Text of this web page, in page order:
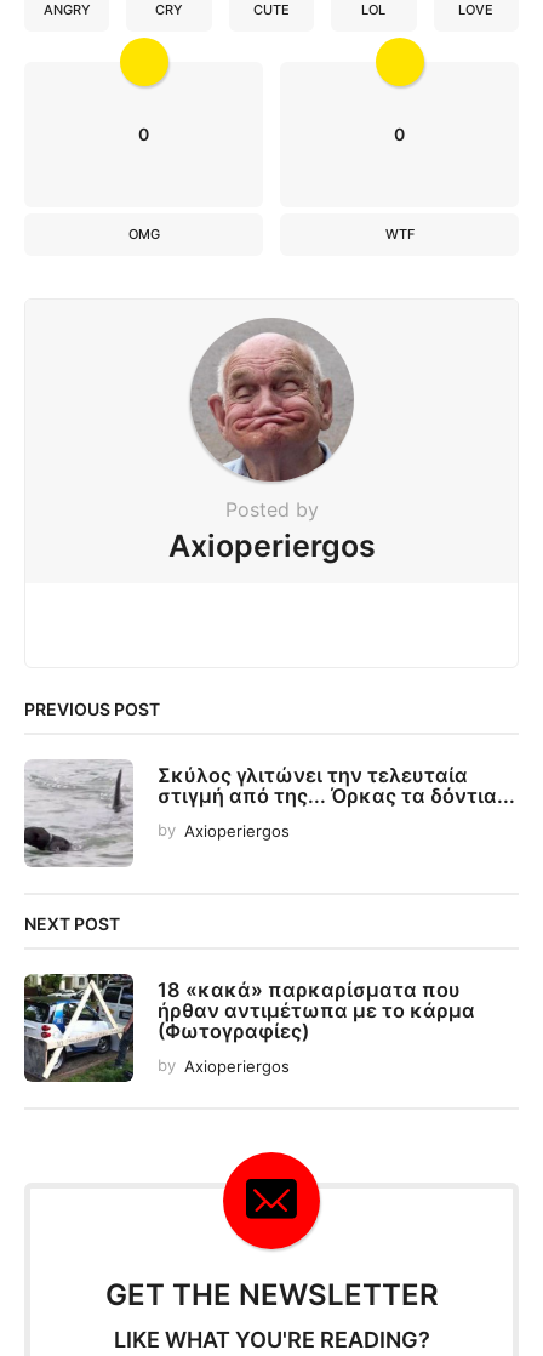
ANGRY CRY CUTE LOL LOVE
0
OMG
0
WTF
Posted by
Axioperiergos
PREVIOUS POST
Σκύλος γλιτώνει την τελευταία
στιγμή από της... Όρκας τα δόντια...
by Axioperiergos
NEXT POST
18 «κακά» παρκαρίσματα που
ήρθαν αντιμέτωπα με το κάρμα
(Φωτογραφίες)
by Axioperiergos
GET THE NEWSLETTER
LIKE WHAT YOU'RE READING?